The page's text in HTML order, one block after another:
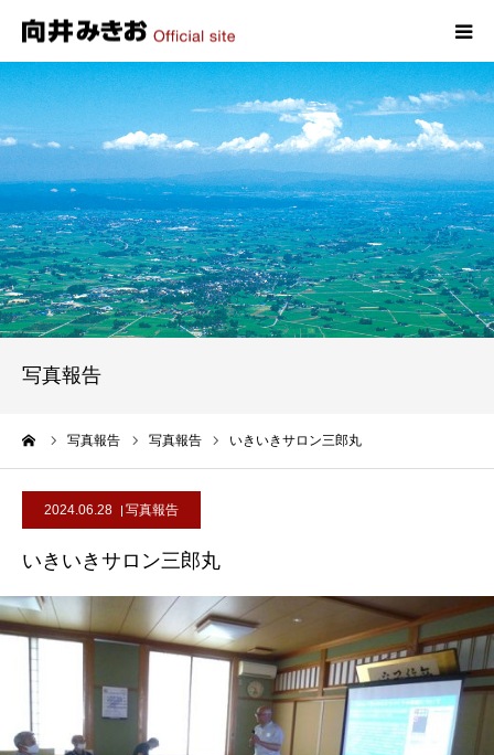
写真報告
写真報告 写真報告 いきいきサロン三郎丸
2024.06.28 写真報告
いきいきサロン三郎丸
HOME
プロフィール
政策
活動報告